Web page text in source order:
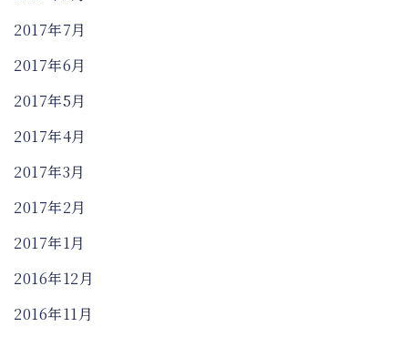
2017年7月
2017年6月
2017年5月
2017年4月
2017年3月
2017年2月
2017年1月
2016年12月
2016年11月